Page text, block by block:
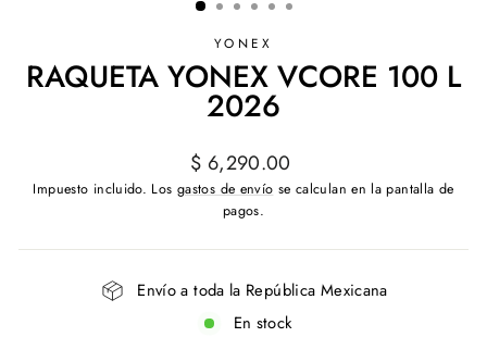
YONEX
RAQUETA YONEX VCORE 100 L
2026
Precio
habitual
$ 6,290.00
Impuesto incluido. Los gastos de envío se calculan en la pantalla de
pagos.
Envío a toda la República Mexicana
En stock